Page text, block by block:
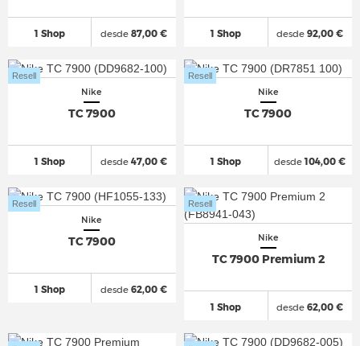
1 Shop desde87,00 € 1 Shop desde 92,00 €
Nike
TC 7900
1 Shop
Resell
desde47,00 €
Nike
TC 7900
1 Shop
Resell
desde104,00 €
Nike
TC 7900
1 Shop
Resell
desde62,00 €
Nike
TC 7900 Premium 2
1 Shop
Resell
desde 62,00 €